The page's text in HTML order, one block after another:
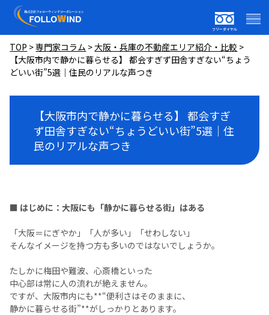
フリーダイヤル
TOP >専門家コラム >大阪・兵庫の不動産エリア紹介・比較 >
【大阪市内で静かに暮らせる】 都会すぎず田舎すぎない“ちょう
どいい街”5選｜住民のリアルな声つき
【大阪市内で静かに暮らせる】 都会すぎ
ず田舎すぎない“ちょうどいい街”5選｜住
民のリアルな声つき
■ はじめに：大阪にも「静かに暮らせる街」はある
「大阪＝にぎやか」「人が多い」「せわしない」
そんなイメージを持つ方も多いのではないでしょうか。
たしかに梅田や難波、心斎橋といった
中心部は常に人の流れが絶えません。
ですが、大阪市内にも**“便利さはそのままに、
静かに暮らせる街”**がしっかりとあります。